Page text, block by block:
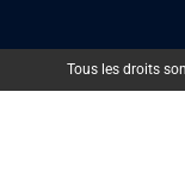
Tous les droits